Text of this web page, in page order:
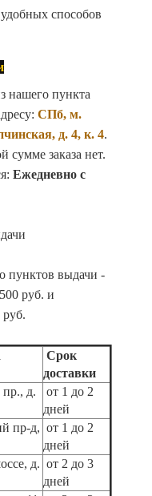
способов
нашего пункта
СПб, м.
д. 4, к. 4.
заказа нет.
Ежедневно с
пунктов выдачи -
руб. и
руб.
Срок
доставки
д.
от 1 до 2
дней
пр-д, от 1 до 2
дней
д. от 2 до 3
дней